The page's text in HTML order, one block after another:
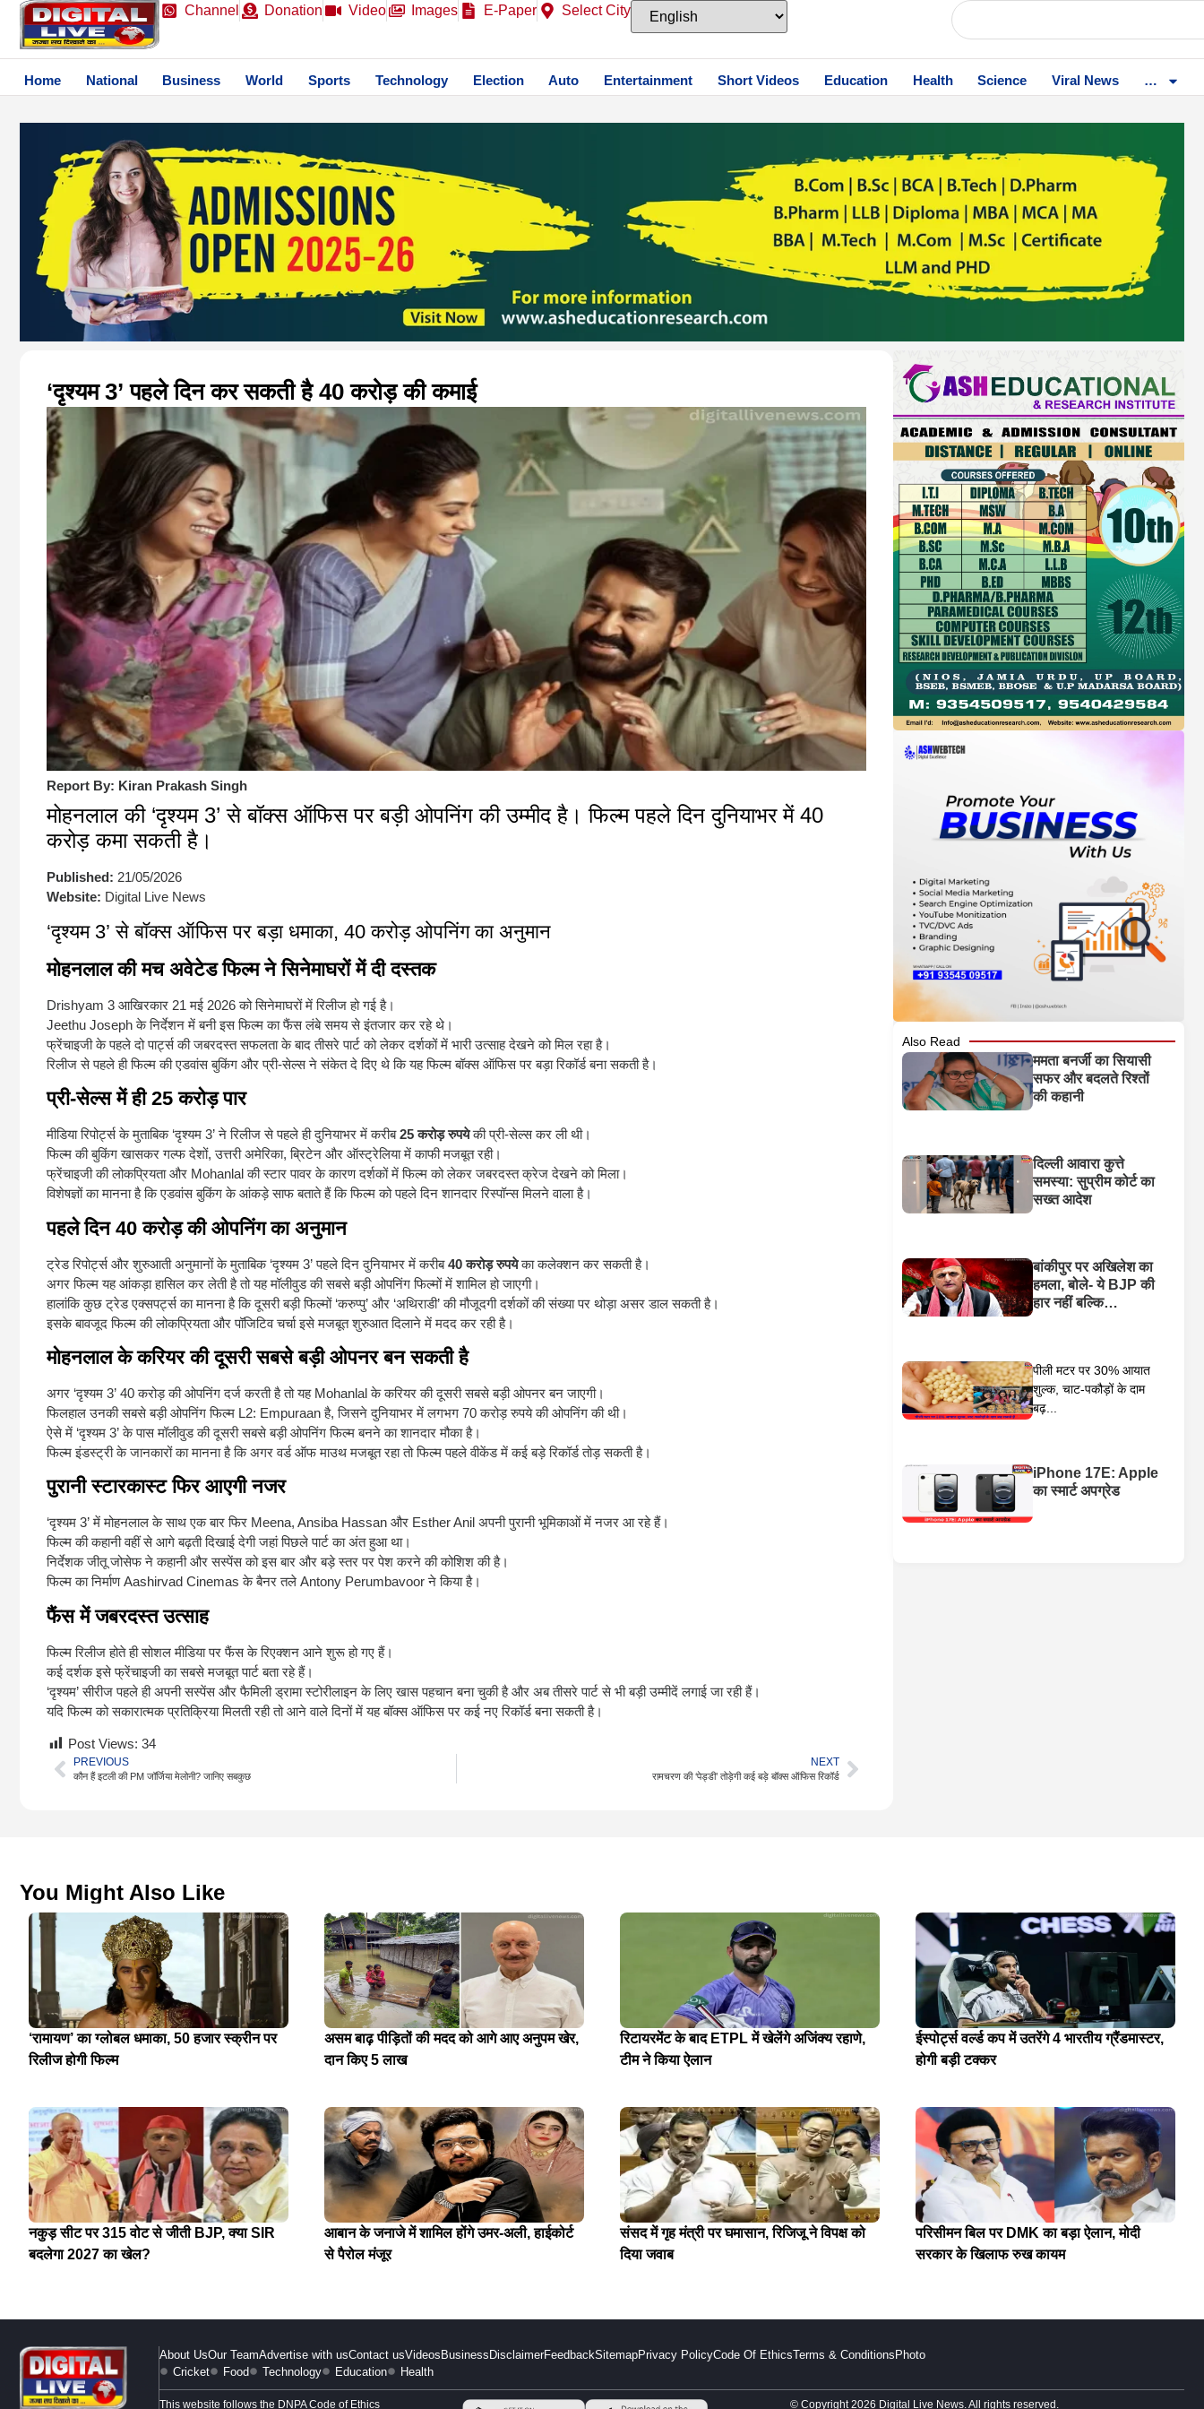
Channel Donation Video Images E-Paper Select City
Home National Business World Sports Technology Election Auto Entertainment Short Videos Education Health Science Viral News …
‘दृश्यम 3’ पहले दिन कर सकती है 40 करोड़ की कमाई
Report By: Kiran Prakash Singh
मोहनलाल की ‘दृश्यम 3’ से बॉक्स ऑफिस पर बड़ी ओपनिंग की उम्मीद है। फिल्म पहले दिन दुनियाभर में 40
करोड़ कमा सकती है।
Published: 21/05/2026
Website: Digital Live News
‘दृश्यम 3’ से बॉक्स ऑफिस पर बड़ा धमाका, 40 करोड़ ओपनिंग का अनुमान
मोहनलाल की मच अवेटेड फिल्म ने सिनेमाघरों में दी दस्तक
Drishyam 3 आखिरकार 21 मई 2026 को सिनेमाघरों में रिलीज हो गई है।
Jeethu Josephके निर्देशन में बनी इस फिल्म का फैंस लंबे समय से इंतजार कर रहे थे।
फ्रेंचाइजी के पहले दो पार्ट्स की जबरदस्त सफलता के बाद तीसरे पार्ट को लेकर दर्शकों में भारी उत्साह देखने को मिल रहा है।
रिलीज से पहले ही फिल्म की एडवांस बुकिंग और प्री-सेल्स ने संकेत दे दिए थे कि यह फिल्म बॉक्स ऑफिस पर बड़ा रिकॉर्ड बना सकती है।
प्री-सेल्स में ही 25 करोड़ पार
मीडिया रिपोर्ट्स के मुताबिक ‘दृश्यम 3’ ने रिलीज से पहले ही दुनियाभर में करीब25 करोड़ रुपयेकी प्री-सेल्स कर ली थी।
फिल्म की बुकिंग खासकर गल्फ देशों, उत्तरी अमेरिका, ब्रिटेन और ऑस्ट्रेलिया में काफी मजबूत रही।
फ्रेंचाइजी की लोकप्रियता और Mohanlalकी स्टार पावर के कारण दर्शकों में फिल्म को लेकर जबरदस्त क्रेज देखने को मिला।
विशेषज्ञों का मानना है कि एडवांस बुकिंग के आंकड़े साफ बताते हैं कि फिल्म को पहले दिन शानदार रिस्पॉन्स मिलने वाला है।
पहले दिन 40 करोड़ की ओपनिंग का अनुमान
ट्रेड रिपोर्ट्स और शुरुआती अनुमानों के मुताबिक ‘दृश्यम 3’ पहले दिन दुनियाभर में करीब40 करोड़ रुपयेका कलेक्शन कर सकती है।
अगर फिल्म यह आंकड़ा हासिल कर लेती है तो यह मॉलीवुड की सबसे बड़ी ओपनिंग फिल्मों में शामिल हो जाएगी।
हालांकि कुछ ट्रेड एक्सपर्ट्स का मानना है कि दूसरी बड़ी फिल्मों ‘करुप्पु’ और ‘अथिराडी’ की मौजूदगी दर्शकों की संख्या पर थोड़ा असर डाल सकती है।
इसके बावजूद फिल्म की लोकप्रियता और पॉजिटिव चर्चा इसे मजबूत शुरुआत दिलाने में मदद कर रही है।
मोहनलाल के करियर की दूसरी सबसे बड़ी ओपनर बन सकती है
अगर ‘दृश्यम 3’ 40 करोड़ की ओपनिंग दर्ज करती है तो यह Mohanlalके करियर की दूसरी सबसे बड़ी ओपनर बन जाएगी।
फिलहाल उनकी सबसे बड़ी ओपनिंग फिल्म L2: Empuraanहै, जिसने दुनियाभर में लगभग 70 करोड़ रुपये की ओपनिंग की थी।
ऐसे में ‘दृश्यम 3’ के पास मॉलीवुड की दूसरी सबसे बड़ी ओपनिंग फिल्म बनने का शानदार मौका है।
फिल्म इंडस्ट्री के जानकारों का मानना है कि अगर वर्ड ऑफ माउथ मजबूत रहा तो फिल्म पहले वीकेंड में कई बड़े रिकॉर्ड तोड़ सकती है।
पुरानी स्टारकास्ट फिर आएगी नजर
‘दृश्यम 3’ में मोहनलाल के साथ एक बार फिर Meena, Ansiba Hassan और Esther Anil अपनी पुरानी भूमिकाओं में नजर आ रहे हैं।
फिल्म की कहानी वहीं से आगे बढ़ती दिखाई देगी जहां पिछले पार्ट का अंत हुआ था।
निर्देशक जीतू जोसेफ ने कहानी और सस्पेंस को इस बार और बड़े स्तर पर पेश करने की कोशिश की है।
फिल्म का निर्माणAashirvad Cinemas के बैनर तले Antony Perumbavoorने किया है।
फैंस में जबरदस्त उत्साह
फिल्म रिलीज होते ही सोशल मीडिया पर फैंस के रिएक्शन आने शुरू हो गए हैं।
कई दर्शक इसे फ्रेंचाइजी का सबसे मजबूत पार्ट बता रहे हैं।
‘दृश्यम’ सीरीज पहले ही अपनी सस्पेंस और फैमिली ड्रामा स्टोरीलाइन के लिए खास पहचान बना चुकी है और अब तीसरे पार्ट से भी बड़ी उम्मीदें लगाई जा रही हैं।
यदि फिल्म को सकारात्मक प्रतिक्रिया मिलती रही तो आने वाले दिनों में यह बॉक्स ऑफिस पर कई नए रिकॉर्ड बना सकती है।
Post Views: 34
PREVIOUS
कौन हैं इटली की PM जॉर्जिया मेलोनी? जानिए सबकुछ
NEXT
रामचरण की ‘पेड्डी’ तोड़ेगी कई बड़े बॉक्स ऑफिस रिकॉर्ड
Also Read
ममता बनर्जी का सियासी
सफर और बदलते रिश्तों
की कहानी
दिल्ली आवारा कुत्ते
समस्या: सुप्रीम कोर्ट का
सख्त आदेश
बांकीपुर पर अखिलेश का
हमला, बोले- ये BJP की
हार नहीं बल्कि…
पीली मटर पर 30% आयात
शुल्क, चाट-पकौड़ों के दाम
बढ़...
iPhone 17E: Apple
का स्मार्ट अपग्रेड
You Might Also Like
‘रामायण’ का ग्लोबल धमाका, 50 हजार स्क्रीन पर
रिलीज होगी फिल्म
असम बाढ़ पीड़ितों की मदद को आगे आए अनुपम खेर,
दान किए 5 लाख
रिटायरमेंट के बाद ETPL में खेलेंगे अजिंक्य रहाणे,
टीम ने किया ऐलान
ईस्पोर्ट्स वर्ल्ड कप में उतरेंगे 4 भारतीय ग्रैंडमास्टर,
होगी बड़ी टक्कर
नकुड़ सीट पर 315 वोट से जीती BJP, क्या SIR
बदलेगा 2027 का खेल?
आबान के जनाजे में शामिल होंगे उमर-अली, हाईकोर्ट
से पैरोल मंजूर
संसद में गृह मंत्री पर घमासान, रिजिजू ने विपक्ष को
दिया जवाब
परिसीमन बिल पर DMK का बड़ा ऐलान, मोदी
सरकार के खिलाफ रुख कायम
About UsOur TeamAdvertise with usContact usVideos Business DisclaimerFeedbackSitemapPrivacy PolicyCode Of EthicsTerms & Conditions Photo
Cricket
Food Technology Education Health
This website follows the DNPA Code of Ethics © Copyright 2026 Digital Live News. All rights reserved.